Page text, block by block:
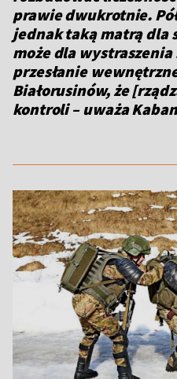
prawie dwukrotnie.
jednak taką matrą dla
może dla
przesłanie
Białorusinów, że
kontroli – uważa